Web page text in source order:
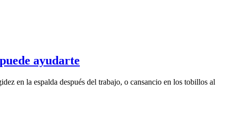
ayudarte
en la espalda después del trabajo, o cansancio en los tobillos al